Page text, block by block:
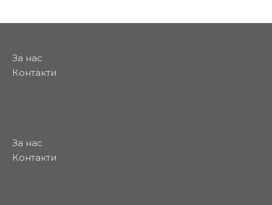
За нас
Контакти
За нас
Контакти